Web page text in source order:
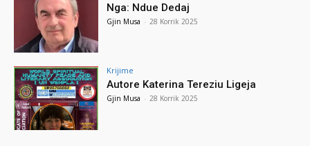
Nga: Ndue Dedaj
Gjin Musa - 28 Korrik 2025
Krijime
Autore Katerina Tereziu Ligeja
Gjin Musa - 28 Korrik 2025